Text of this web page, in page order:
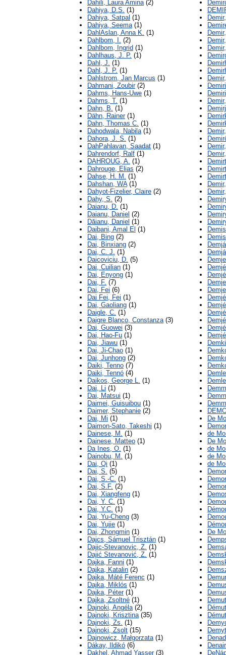
Dahili, Laura Amina(2)
Dahiya, D.S. (1)
Dahiya, Satpal (1)
Dahiya, Seema(1)
DahlAslan, Anna K. (1)
Dahlbom, I. (2)
Dahlbom, Ingrid (1)
Dahlhaus, J. P. (1)
Dahl, J. (1)
Dahl, J. P. (1)
Dahlstrom, Jan Marcus (1)
Dahmani, Zoubir(2)
Dahms, Hans-Uwe (1)
Dahms, T. (1)
Dahn, B. (1)
Dähn, Rainer(1)
Dahn, Thomas C. (1)
Dahodwala, Nabila(1)
Dahora, J. S. (1)
DahPahlavan, Saadat (1)
Dahrendorf, Ralf (1)
DAHROUG, A. (1)
Dahrouge, Elias (2)
Dahse, H. M. (1)
Dahshan, WA(1)
Dahyot-Fizelier, Claire (2)
Dahy, S. (2)
Daianu, D. (1)
Daianu, Daniel (2)
Dăianu, Daniel (1)
Daibani, Amal El (1)
Dai, Bing (2)
Dai, Binxiang (2)
Dai, C. J. (1)
Daicoviciu, D. (5)
Dai, Cuilian (1)
Dai, Enyong (1)
Dai, F. (7)
Dai, Fei (6)
Dai Fei, Fei (1)
Dai, Gaoliang (1)
Daigle, C. (1)
Daigre Blanco, Constanza(3)
Dai, Guowei (3)
Dai, Hao-Fu (1)
Dai, Jiawu (1)
Dai, Ji-Chao (1)
Dai, Junhong (2)
Daiki, Tenno (7)
Daiki, Tennó (4)
Daikos, George L. (1)
Dai, Li (1)
Dai, Matsui (1)
Daimei, Guisuibou (1)
Daimer, Stephanie (2)
Dai, Mi (1)
Daimon-Sato, Takeshi (1)
Dainese, M. (1)
Dainese, Matteo (1)
Da Ines, O. (1)
Dainobu, M. (1)
Dai, Qi (1)
Dai, S. (5)
Dai, S.-C. (1)
Dai, S.F. (2)
Dai, Xiangfeng (1)
Dai, Y. C. (1)
Dai, Y.C. (1)
Dai, Yu-Cheng (3)
Dai, Yujie (1)
Dai, Zhongmin (1)
Dajcs, Sámuel Trisztán (1)
Dajic-Stevanovic, Z. (1)
Dajić Stevanović, Z. (1)
Dajka, Fanni (1)
Dajka, Katalin (2)
Dajka, Máté Ferenc (1)
Dajka, Miklós (1)
Dajka, Péter(1)
Dajka, Zsoltné (1)
Dajnoki, Angéla(2)
Dajnoki, Krisztina(35)
Dajnoki, Zs. (1)
Dajnoki, Zsolt (15)
Dajnowicz, Małgorzata(1)
Dákay, Ildikó (6)
Dakhel, Ahmad Yasser(3)
De
de
De
de
de
de
De